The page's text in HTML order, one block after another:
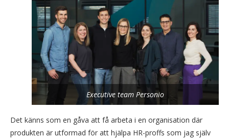
Executive team Personio
Det känns som en gåva att få arbeta i en organisation där
produkten är utformad för att hjälpa HR-proffs som jag själv